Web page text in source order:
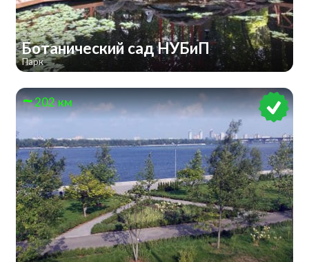
Ботанический сад НУБиП
Парк
202 км